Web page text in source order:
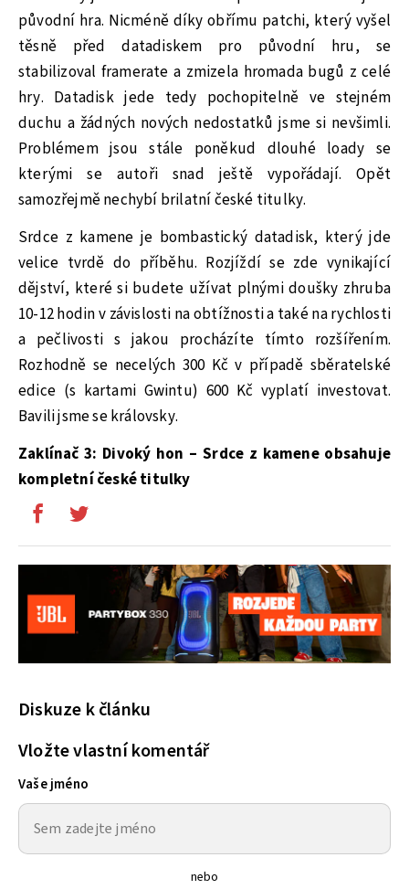
původní hra. Nicméně díky obřímu patchi, který vyšel
těsně před datadiskem pro původní hru, se
stabilizoval framerate a zmizela hromada bugů z celé
hry. Datadisk jede tedy pochopitelně ve stejném
duchu a žádných nových nedostatků jsme si nevšimli.
Problémem jsou stále poněkud dlouhé loady se
kterými se autoři snad ještě vypořádají. Opět
samozřejmě nechybí brilatní české titulky.
Srdce z kamene je bombastický datadisk, který jde
velice tvrdě do příběhu. Rozjíždí se zde vynikající
dějství, které si budete užívat plnými doušky zhruba
10-12 hodin v závislosti na obtížnosti a také na rychlosti
a pečlivosti s jakou procházíte tímto rozšířením.
Rozhodně se necelých 300 Kč v případě sběratelské
edice (s kartami Gwintu) 600 Kč vyplatí investovat.
Bavili jsme se královsky.
Zaklínač 3: Divoký hon – Srdce z kamene obsahuje
kompletní české titulky
Diskuze k článku
Vložte vlastní komentář
Vaše jméno
nebo